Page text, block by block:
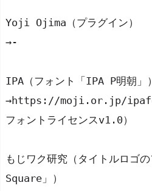
Yoji Ojima（プラグイン）
→-
IPA（フォント「IPA P明朝」）
→https://moji.or.jp/
フォントライセンスv1.0）
もじワク研究（タイトルロゴ
Square」）